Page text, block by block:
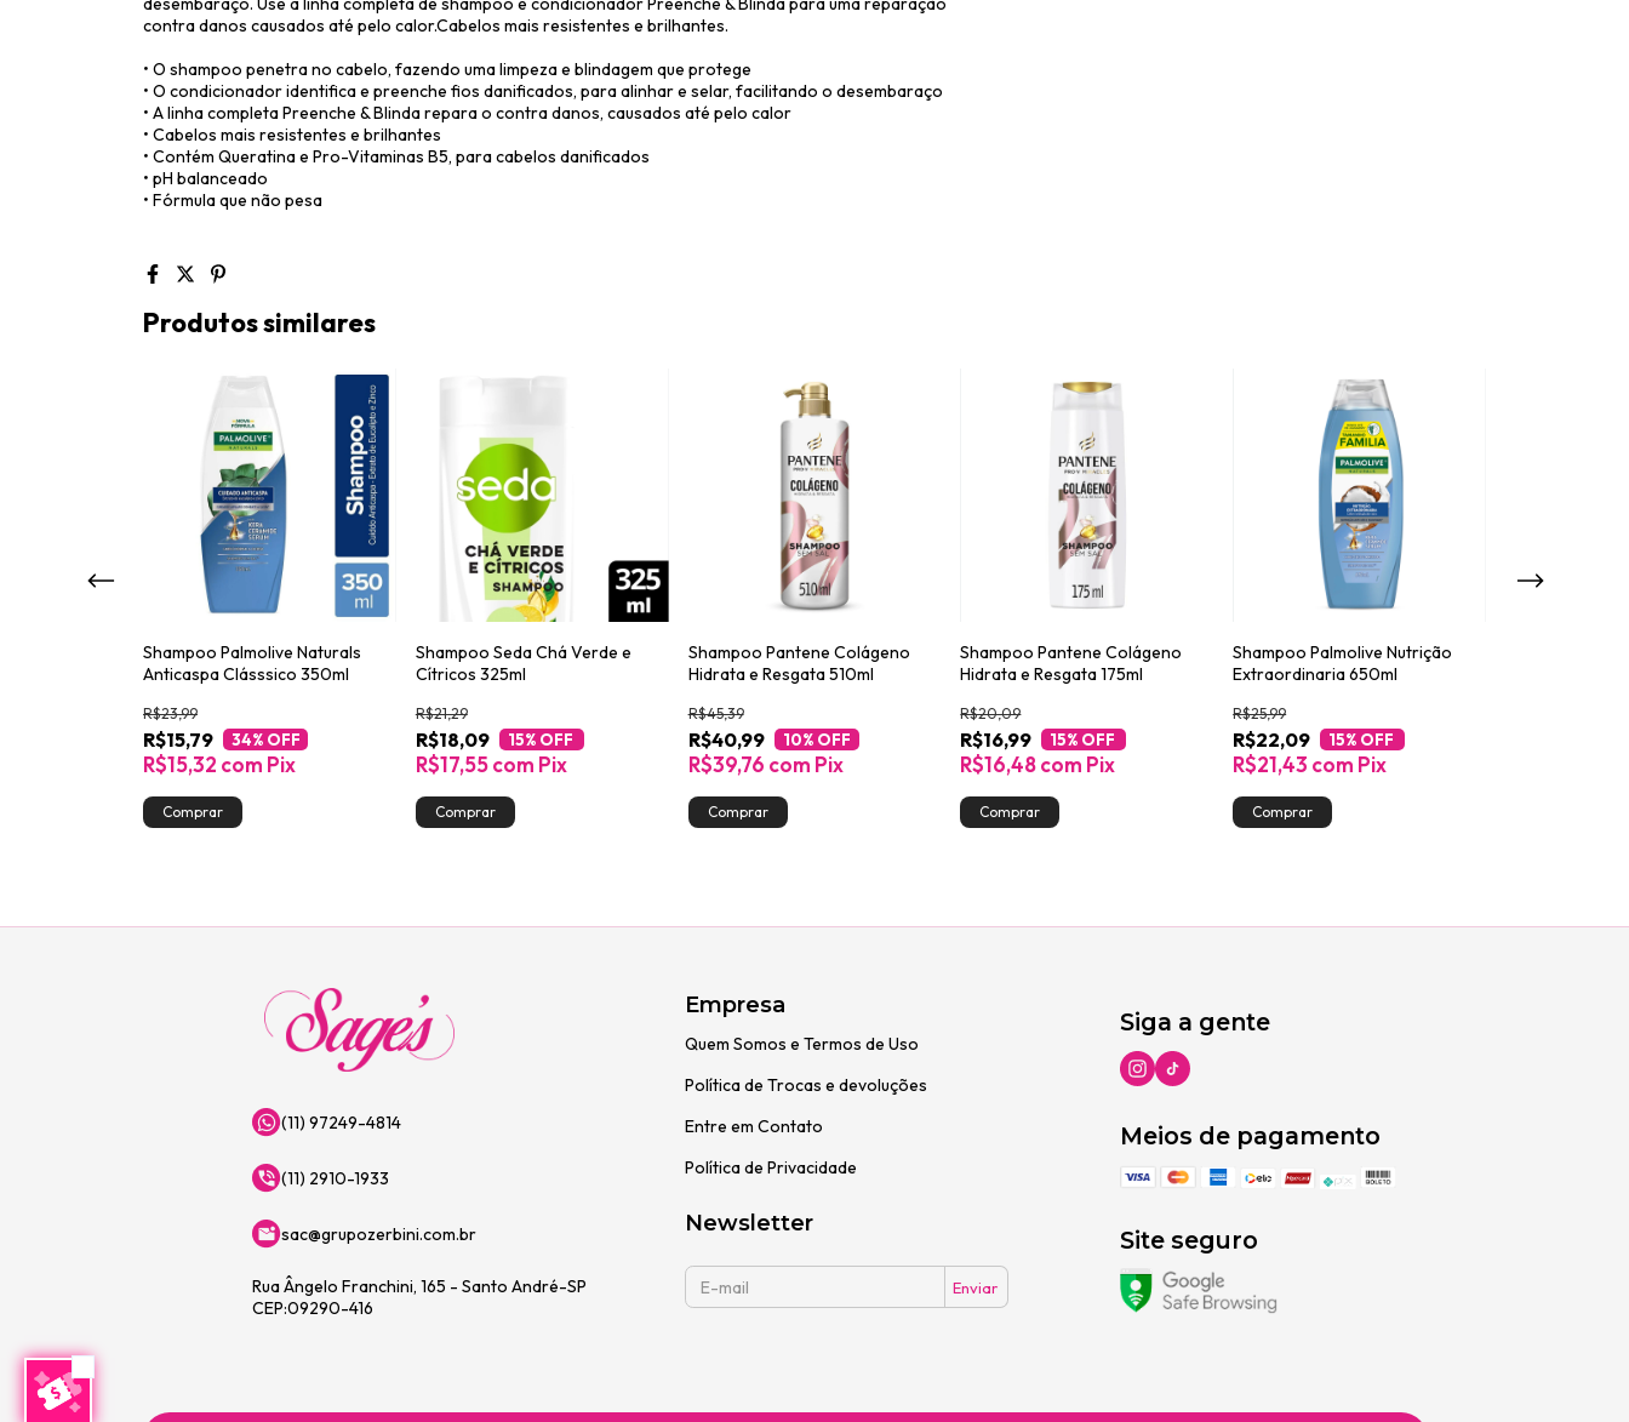
contra danos causados até pelo calor.Cabelos mais resistentes e brilhantes.
• O shampoo penetra no cabelo, fazendo uma limpeza e blindagem que protege
• O condicionador identifica e preenche fios danificados, para alinhar e selar, facilitando o desembaraço
• A linha completa Preenche & Blinda repara o contra danos, causados até pelo calor
• Cabelos mais resistentes e brilhantes
• Contém Queratina e Pro-Vitaminas B5, para cabelos danificados
• pH balanceado
• Fórmula que não pesa
Produtos similares
Shampoo Palmolive Naturals
Anticaspa Clásssico 350ml
R$15,79
R$23,99
34% OFF
R$15,32 com Pix
Shampoo Seda Chá Verde e
Cítricos 325ml
R$18,09
R$21,29
15% OFF
R$17,55com Pix
Shampoo Pantene Colágeno
Hidrata e Resgata 510ml
R$40,99
R$45,39
10% OFF
R$39,76 com Pix
Shampoo Pantene Colágeno
Hidrata e Resgata 175ml
R$16,99
R$20,09
15% OFF
R$16,48com Pix
Shampoo Palmolive Nutrição
Extraordinaria 650ml
R$22,09
R$25,99
15% OFF
R$21,43 com Pix
(11) 97249-4814
(11) 2910-1933
sac@grupozerbini.com.br
Rua Ângelo Franchini, 165 - Santo André-SP
CEP:09290-416
Empresa
Quem Somos e Termos de Uso
Política de Trocas e devoluções
Entre em Contato
Política de Privacidade
Newsletter
Siga a gente
Meios de pagamento
Site seguro